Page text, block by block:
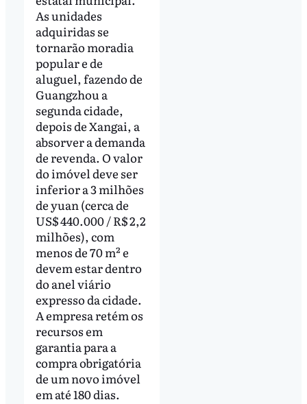
As unidades
adquiridas se
tornarão moradia
popular e de
aluguel, fazendo de
Guangzhou a
segunda cidade,
depois de Xangai, a
absorver a demanda
de revenda. O valor
do imóvel deve ser
inferior a 3 milhões
de yuan (cerca de
US$ 440.000 / R$ 2,2
milhões), com
menos de 70 m² e
devem estar dentro
do anel viário
expresso da cidade.
A empresa retém os
recursos em
garantia para a
compra obrigatória
de um novo imóvel
em até 180 dias.